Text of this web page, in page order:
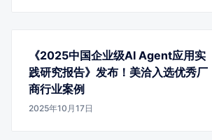
《2025中国企业级AI Agent应用实
践研究报告》发布！美洽入选优秀厂
商行业案例
2025年10月17日